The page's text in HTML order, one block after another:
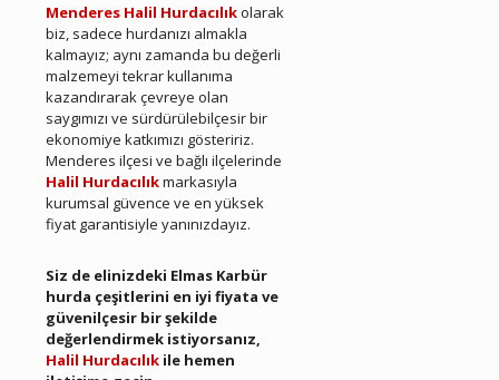
Menderes Halil Hurdacılıkolarak
biz, sadece hurdanızı almakla
kalmayız; aynı zamanda bu değerli
malzemeyi tekrar kullanıma
kazandırarak çevreye olan
saygımızı ve sürdürülebilçesir bir
ekonomiye katkımızı gösteririz.
Menderes ilçesi ve bağlı ilçelerinde
Halil Hurdacılıkmarkasıyla
kurumsal güvence ve en yüksek
fiyat garantisiyle yanınızdayız.
Siz de elinizdeki Elmas Karbür
hurda çeşitlerini en iyi fiyata ve
güvenilçesir bir şekilde
değerlendirmek istiyorsanız,
Halil Hurdacılık ile hemen